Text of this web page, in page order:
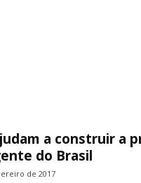
a construir a
do Brasil
de 2017